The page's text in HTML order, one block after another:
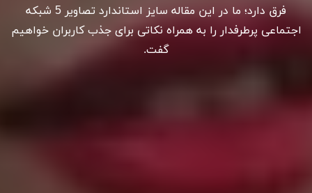
فرق دارد؛ ما در این مقاله سایز استاندارد تصاویر 5 شبکه
اجتماعی پرطرفدار را به همراه نکاتی برای جذب کاربران خواهیم
گفت.